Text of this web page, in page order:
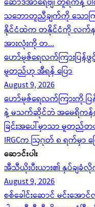
ဆော်ဒီအာရေဗျ၊ တူရကီနဲ့
သဘောတူညီချက်ကို သောကြ
နိုင်ငံထဲက တနိုင်ငံကို လက်
အားလုံးကို တ...
ဟော်မုဇ်ရေလက်ကြားပြန်ဖွင့်
မူတည်ဟု အီရန် ပြော
August 9, 2026
ဟော်မုဇ်ရေလက်ကြားကို ပ
နဲ့ မသက်ဆိုင်ဘဲ အမေရိက
ခြင်းအပေါ်မှာသာ မူတ
IRGCက ဩဂုတ် ၈ ရက်မှာ ပ
ဆောင်းပါး
အီသီယိုးပီးယား၏ နှပ်ချခံ
August 9, 2026
စစ်ခေါင်းဆောင် မင်းအေ